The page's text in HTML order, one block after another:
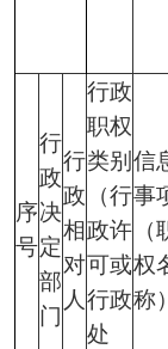
序
号
行
政
决
定
部
门
行
政
相
对
人
行政
职权
类别
（行
政许
可或
行政
处
信
事
（
权
称）